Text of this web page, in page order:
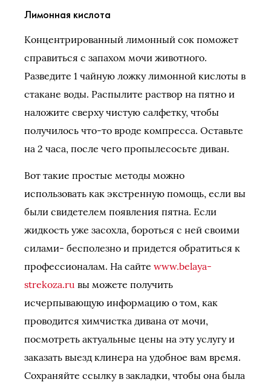
Лимонная кислота
Концентрированный лимонный сок поможет
справиться с запахом мочи животного.
Разведите 1 чайную ложку лимонной кислоты в
стакане воды. Распылите раствор на пятно и
наложите сверху чистую салфетку, чтобы
получилось что-то вроде компресса. Оставьте
на 2 часа, после чего пропылесосьте диван.
Вот такие простые методы можно
использовать как экстренную помощь, если вы
были свидетелем появления пятна. Если
жидкость уже засохла, бороться с ней своими
силами- бесполезно и придется обратиться к
профессионалам. На сайте www.belaya-
strekoza.ru вы можете получить
исчерпывающую информацию о том, как
проводится химчистка дивана от мочи,
посмотреть актуальные цены на эту услугу и
заказать выезд клинера на удобное вам время.
Сохраняйте ссылку в закладки, чтобы она была